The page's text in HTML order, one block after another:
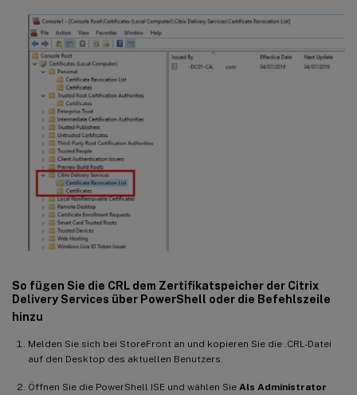
So fügen Sie die CRL dem Zertifikatspeicher der Citrix
Delivery Services über PowerShell oder die Befehlszeile
hinzu
Melden Sie sich bei StoreFront an und kopieren Sie die .CRL-Datei
auf den Desktop des aktuellen Benutzers.
Öffnen Sie die PowerShell ISE und wählen Sie Als Administrator